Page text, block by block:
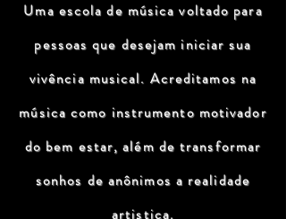
Uma escola de música voltado para
pessoas que desejam iniciar sua
vivência musical. Acreditamos na
música como instrumento motivador
do bem estar, além de transformar
sonhos de anônimos a realidade
artistica.